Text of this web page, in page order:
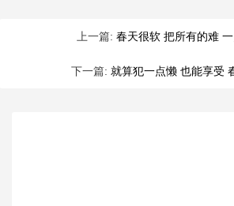
上一篇: 春天很软 把所有的难
下一篇: 就算犯一点懒 也能享受